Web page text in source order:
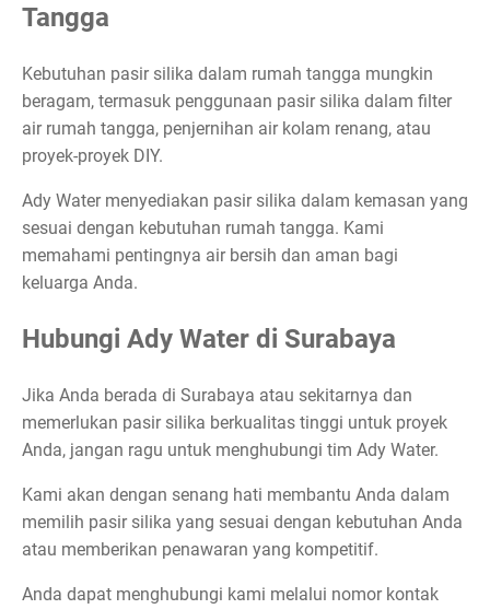
Tangga
Kebutuhan pasir silika dalam rumah tangga mungkin
beragam, termasuk penggunaan pasir silika dalam filter
air rumah tangga, penjernihan air kolam renang, atau
proyek-proyek DIY.
Ady Water menyediakan pasir silika dalam kemasan yang
sesuai dengan kebutuhan rumah tangga. Kami
memahami pentingnya air bersih dan aman bagi
keluarga Anda.
Hubungi Ady Water di Surabaya
Jika Anda berada di Surabaya atau sekitarnya dan
memerlukan pasir silika berkualitas tinggi untuk proyek
Anda, jangan ragu untuk menghubungi tim Ady Water.
Kami akan dengan senang hati membantu Anda dalam
memilih pasir silika yang sesuai dengan kebutuhan Anda
atau memberikan penawaran yang kompetitif.
Anda dapat menghubungi kami melalui nomor kontak